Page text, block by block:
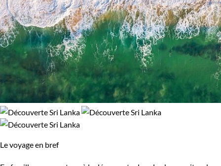
Oman Ouganda
Ouzbekistan Pakistan
Palestine Panama
Pérou Philippines
Pologne Portugal
République tchèque
Le voyage en bref